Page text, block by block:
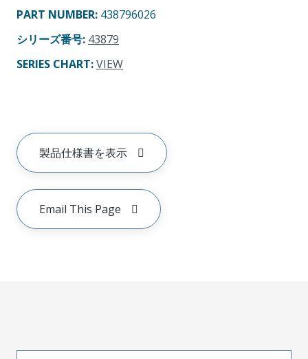
PART NUMBER: 438796026
シリーズ番号: 43879
SERIES CHART:VIEW
製品仕様書を表示
Email This Page